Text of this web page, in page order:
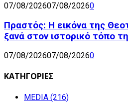
07/08/202607/08/20260
Πραστός: Η εικόνα της
ξανά στον ιστορικό τόπο
07/08/202607/08/20260
ΚΑΤΗΓΟΡΙΕΣ
MEDIA (216)